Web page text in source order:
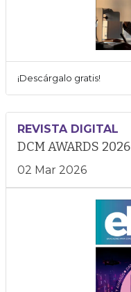
¡Descárgalo gratis!
REVISTA DIGITAL
DCM AWARDS 2026
02 Mar 2026